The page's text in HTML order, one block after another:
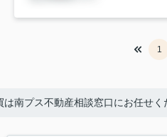
1
南プス不動産相談窓口にお任せく